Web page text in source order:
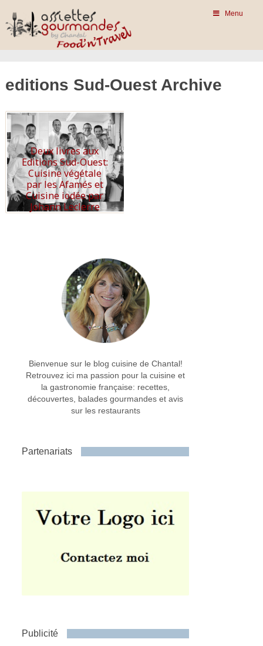
Menu
editions Sud-Ouest Archive
Deux livres aux
Editions Sud-Ouest:
Cuisine végétale
par les Afamés et
Cuisine iodée par
Johann Leclerre
Bienvenue sur le blog cuisine de Chantal!
Retrouvez ici ma passion pour la cuisine et
la gastronomie française: recettes,
découvertes, balades gourmandes et avis
sur les restaurants
Partenariats
Publicité